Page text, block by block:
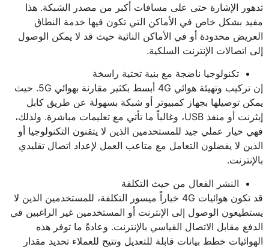
تدهور الإشارة حتى على مسافات أكبر من مصدر الشبكة. هذا
مفيد بشكل خاص في الأماكن التي تكون فيها خدمة النطاق
العريض محدودة أو في الأماكن النائية حيث قد لا يمكن الوصول
إلى اتصالات الإنترنت السلكية.
تكنولوجيا ناضجة مع بنية تحتية راسخة
إن تركيب وتهيئة هوائي 4G أبسط بكثير مقارنة بهوائي 5G. حيث
يمكن توصيلها بجهاز كمبيوتر أو شبكة بسهولة عن طريق كابل
إيثرنت أو منفذ USB، وغالباً ما تأتي مع تعليمات مباشرة. ولذلك،
فهي خيار عملي جيد للمستخدمين الذين لا يتقنون التكنولوجيا أو
الذين لا يفضلون التعامل مع متاعب العمل لإعداد اتصال تقليدي
بالإنترنت.
النشر الفعال من حيث التكلفة
قد تكون هوائيات 4G خياراً ميسور التكلفة، للمستخدمين الذين لا
يستطيعون الوصول إلى الإنترنت أو المستخدمين غير الراغبين في
الدفع مقابل الاتصال القياسي بالإنترنت. وعادةً ما توفر هذه
الهوائيات خطط بيانات قابلة للتعديل وتتيح للعملاء تحديد مقدار